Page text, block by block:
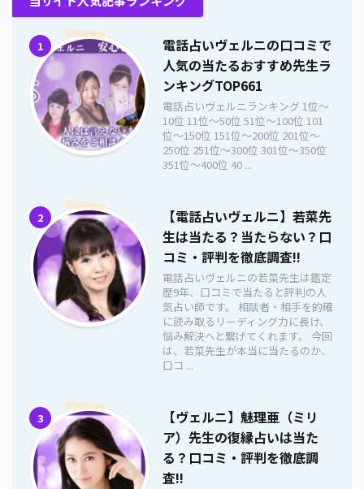
1
電話占いヴェルニの口コミで
人気の当たるおすすめ先生ラ
ンキングTOP661
電話占いヴェルニランキング 1位〜
10位 11位〜50位 51位〜100位 101
位〜150位 151位〜200位 201位〜
250位 251位〜300位 301位〜350位
351位〜400位 40 ...
2
【電話占いヴェルニ】若菜先
生は当たる？当たらない？口
コミ・評判を徹底調査!!
電話占いヴェルニの若菜先生は鑑定
歴9年、口コミで当たると評判の人
気占い師です。 相談者・相手を的確
に読み取るリーディング力に長け、
悩み解決へと繋げてくれます。 今回
は、若菜先生が本当に当たるのか、
口コ ...
3
【ヴェルニ】魅理亜（ミリ
ア）先生の復縁占いは当た
る？口コミ・評判を徹底調
査!!